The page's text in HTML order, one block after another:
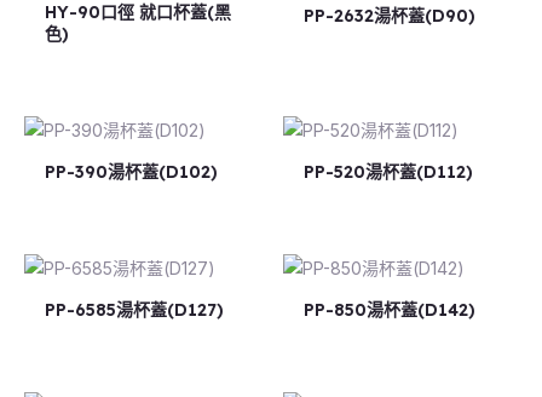
HY-90口徑 就口杯蓋(黑
色)
PP-2632湯杯蓋(D90)
PP-390湯杯蓋(D102) PP-520湯杯蓋(D112)
PP-6585湯杯蓋(D127) PP-850湯杯蓋(D142)